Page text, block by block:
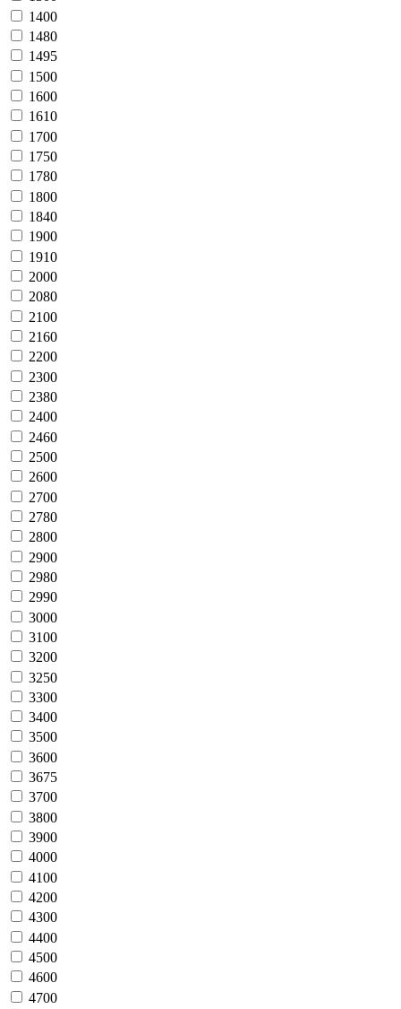
1400
1480
1495
1500
1600
1610
1700
1750
1780
1800
1840
1900
1910
2000
2080
2100
2160
2200
2300
2380
2400
2460
2500
2600
2700
2780
2800
2900
2980
2990
3000
3100
3200
3250
3300
3400
3500
3600
3675
3700
3800
3900
4000
4100
4200
4300
4400
4500
4600
4700